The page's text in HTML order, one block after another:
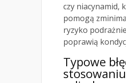
czy niacynamid,
pomogą
ryzyko
poprawią
Typowe